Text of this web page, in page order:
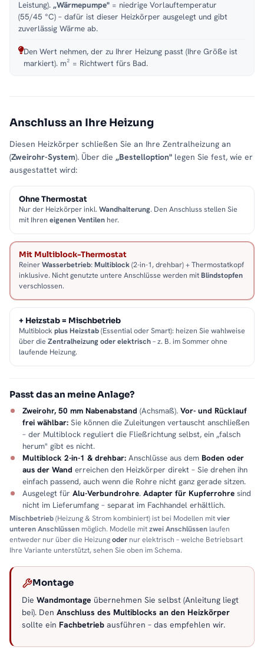
Leistung). „Wärmepumpe" = niedrige Vorlauftemperatur
(55/45 °C) – dafür ist dieser Heizkörper ausgelegt und gibt
zuverlässig Wärme ab.
Den Wert nehmen, der zu Ihrer Heizung passt (Ihre Größe ist
markiert). m² = Richtwert fürs Bad.
Anschluss an Ihre Heizung
Diesen Heizkörper schließen Sie an Ihre Zentralheizung an
(Zweirohr-System). Über die „Bestelloption" legen Sie fest, wie er
ausgestattet wird:
Ohne Thermostat
Nur der Heizkörper inkl. Wandhalterung. Den Anschluss stellen Sie
mit Ihren eigenen Ventilen her.
Mit Multiblock-Thermostat
ReinerWasserbetrieb: Multiblock(2-in-1, drehbar) + Thermostatkopf
inklusive. Nicht genutzte untere Anschlüsse werden mitBlindstopfen
verschlossen.
+ Heizstab = Mischbetrieb
Multiblock plus Heizstab(Essential oder Smart): heizen Sie wahlweise
über die Zentralheizung oder elektrisch– z. B. im Sommer ohne
laufende Heizung.
Passt das an meine Anlage?
Zweirohr, 50 mm Nabenabstand (Achsmaß). Vor- und Rücklauf
frei wählbar: Sie können die Zuleitungen vertauscht anschließen
– der Multiblock reguliert die Fließrichtung selbst, ein „falsch
herum" gibt es nicht.
Multiblock 2-in-1 & drehbar: Anschlüsse aus dem Boden oder
aus der Wand erreichen den Heizkörper direkt – Sie drehen ihn
einfach passend, auch wenn die Rohre nicht ganz gerade sitzen.
Ausgelegt für Alu-Verbundrohre. Adapter für Kupferrohre sind
nicht im Lieferumfang – separat im Fachhandel erhältlich.
Mischbetrieb(Heizung & Strom kombiniert) ist bei Modellen mitvier
unteren Anschlüssen möglich. Modelle mitzwei Anschlüssen laufen
entweder nur über die Heizungoder nur elektrisch – welche Betriebsart
Ihre Variante unterstützt, sehen Sie oben im Schema.
Montage
Die Wandmontage übernehmen Sie selbst (Anleitung liegt
bei). Den Anschluss des Multiblocks an den Heizkörper
sollte ein Fachbetrieb ausführen – das empfehlen wir.